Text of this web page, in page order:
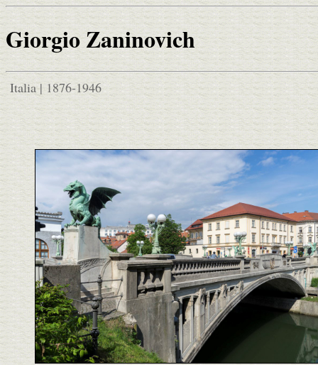
Giorgio Zaninovich
Italia | 1876-1946